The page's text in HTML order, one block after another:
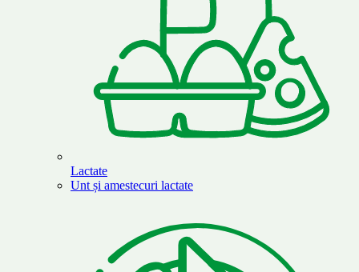
Lactate
Unt și amestecuri lactate